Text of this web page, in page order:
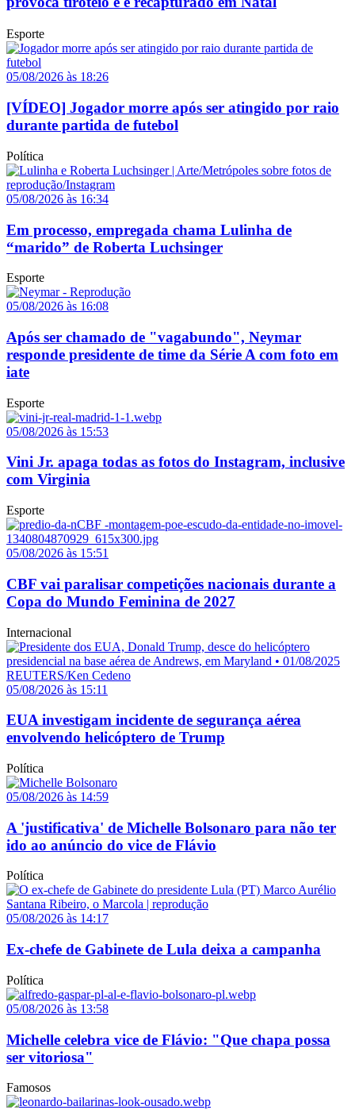
Esporte
05/08/2026 às 18:26
[VÍDEO] Jogador morre após ser atingido por raio
durante partida de futebol
Política
05/08/2026 às 16:34
Em processo, empregada chama Lulinha de
“marido” de Roberta Luchsinger
Esporte
05/08/2026 às 16:08
Após ser chamado de "vagabundo", Neymar
responde presidente de time da Série A com foto em
iate
Esporte
05/08/2026 às 15:53
Vini Jr. apaga todas as fotos do Instagram, inclusive
com Virginia
Esporte
05/08/2026 às 15:51
CBF vai paralisar competições nacionais durante a
Copa do Mundo Feminina de 2027
Internacional
05/08/2026 às 15:11
EUA investigam incidente de segurança aérea
envolvendo helicóptero de Trump
Política
05/08/2026 às 14:59
A 'justificativa' de Michelle Bolsonaro para não ter
ido ao anúncio do vice de Flávio
Política
05/08/2026 às 14:17
Ex-chefe de Gabinete de Lula deixa a campanha
Política
05/08/2026 às 13:58
Michelle celebra vice de Flávio: "Que chapa possa
ser vitoriosa"
Famosos